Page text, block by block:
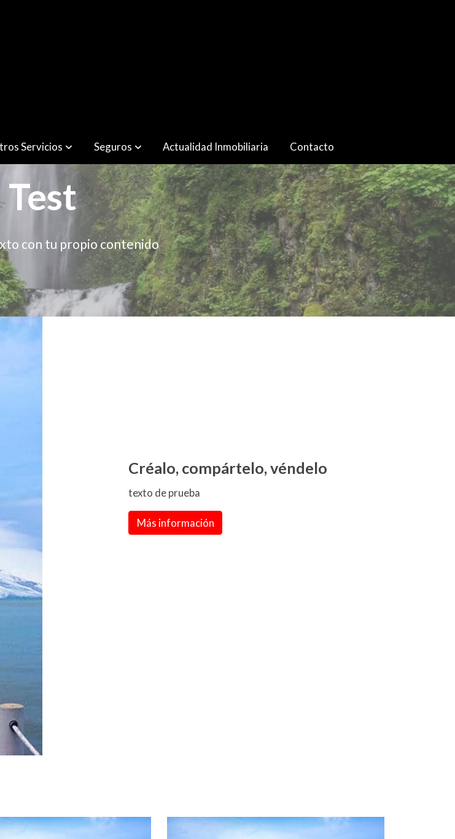
Servicios Seguros Actualidad Inmobiliaria Contacto
Test
con tu propio contenido
Créalo, compártelo, véndelo
texto de prueba
Más información